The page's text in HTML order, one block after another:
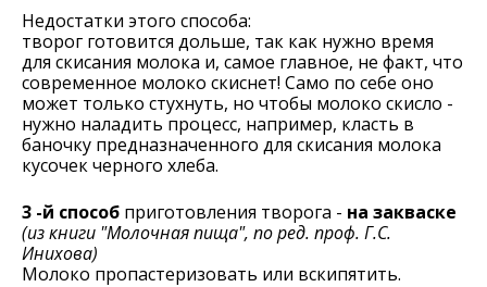
Недостатки этого способа:
творог готовится дольше, так как нужно время
для скисания молока и, самое главное, не факт, что
современное молоко скиснет! Само по себе оно
может только стухнуть, но чтобы молоко скисло -
нужно наладить процесс, например, класть в
баночку предназначенного для скисания молока
кусочек черного хлеба.
3 -й способ приготовления творога - на закваске
(из книги "Молочная пища", по ред. проф. Г.С.
Инихова)
Молоко пропастеризовать или вскипятить.